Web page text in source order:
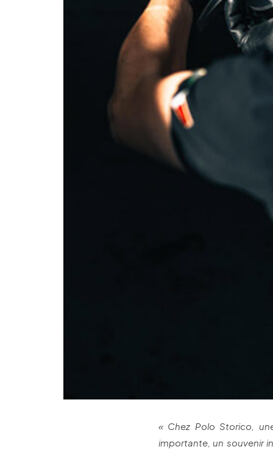
« Chez Polo Storico,
importante, un souvenir